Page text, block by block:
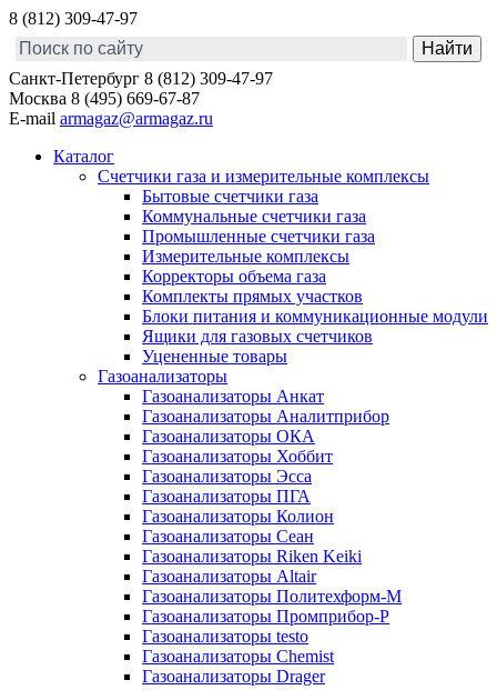
8 (812) 309-47-97
Санкт-Петербург 8 (812) 309-47-97
Москва 8 (495) 669-67-87
E-mail armagaz@armagaz.ru
Каталог
Счетчики газа и измерительные комплексы
Бытовые счетчики газа
Коммунальные счетчики газа
Промышленные счетчики газа
Измерительные комплексы
Корректоры объема газа
Комплекты прямых участков
Блоки питания и коммуникационные модули
Ящики для газовых счетчиков
Уцененные товары
Газоанализаторы
Газоанализаторы Анкат
Газоанализаторы Аналитприбор
Газоанализаторы ОКА
Газоанализаторы Хоббит
Газоанализаторы Эсса
Газоанализаторы ПГА
Газоанализаторы Колион
Газоанализаторы Сеан
Газоанализаторы Riken Keiki
Газоанализаторы Altair
Газоанализаторы Политехформ-М
Газоанализаторы Промприбор-Р
Газоанализаторы testo
Газоанализаторы Chemist
Газоанализаторы Drager